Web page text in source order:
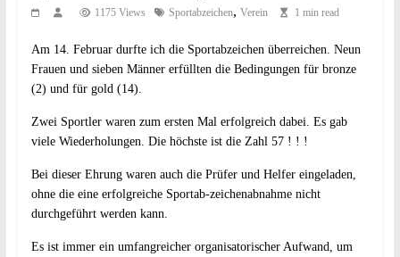
1175 Views Sportabzeichen, Verein 1 min read
Am 14. Februar durfte ich die Sportabzeichen überreichen. Neun
Frauen und sieben Männer erfüllten die Bedingungen für bronze
(2) und für gold (14).
Zwei Sportler waren zum ersten Mal erfolgreich dabei. Es gab
viele Wiederholungen. Die höchste ist die Zahl 57 ! ! !
Bei dieser Ehrung waren auch die Prüfer und Helfer eingeladen,
ohne die eine erfolgreiche Sportab-zeichenabnahme nicht
durchgeführt werden kann.
Es ist immer ein umfangreicher organisatorischer Aufwand, um